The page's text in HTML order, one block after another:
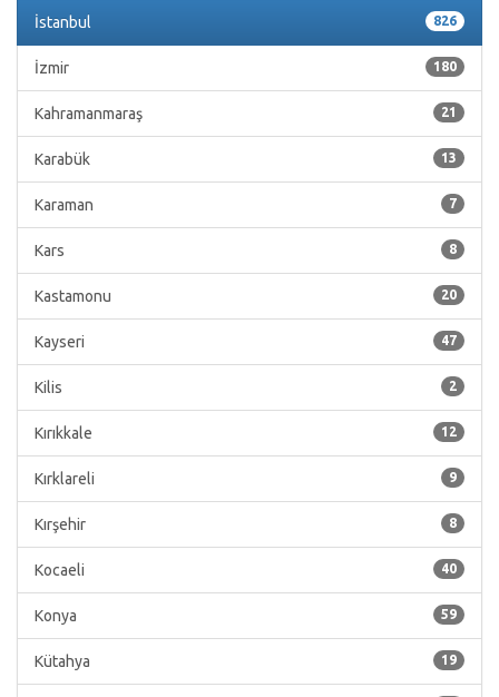
826
İstanbul
180
İzmir
21
Kahramanmaraş
13
Karabük
7
Karaman
8
Kars
20
Kastamonu
47
Kayseri
2
Kilis
12
Kırıkkale
9
Kırklareli
8
Kırşehir
40
Kocaeli
59
Konya
19
Kütahya